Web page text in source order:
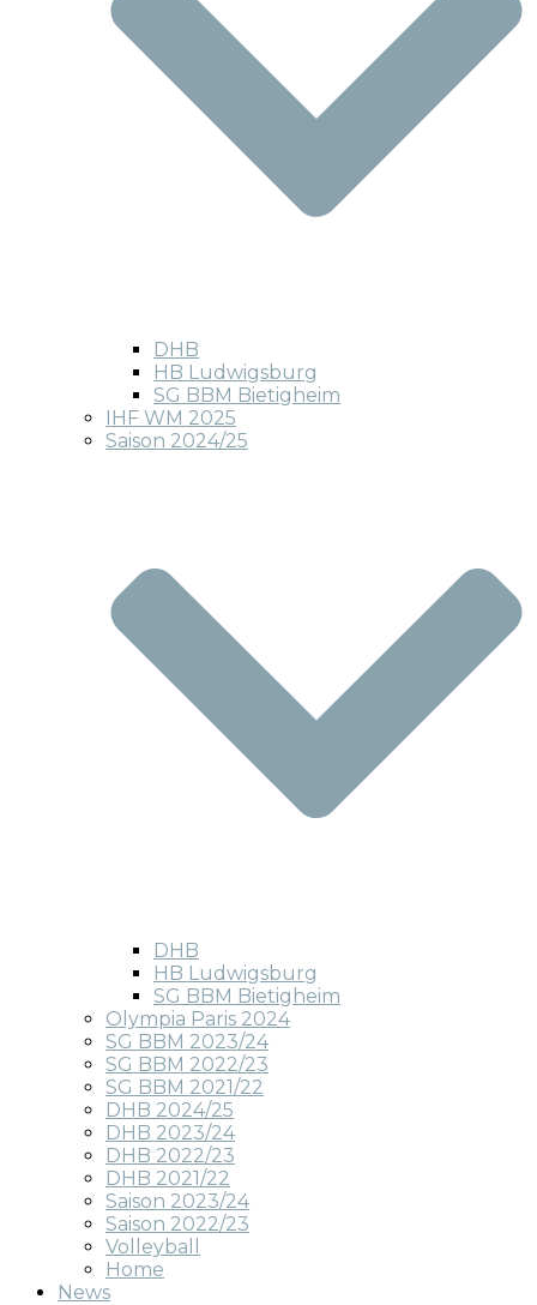
DHB
HB Ludwigsburg
SG BBM Bietigheim
IHF WM 2025
Saison 2024/25
DHB
HB Ludwigsburg
SG BBM Bietigheim
Olympia Paris 2024
SG BBM 2023/24
SG BBM 2022/23
SG BBM 2021/22
DHB 2024/25
DHB 2023/24
DHB 2022/23
DHB 2021/22
Saison 2023/24
Saison 2022/23
Volleyball
Home
News